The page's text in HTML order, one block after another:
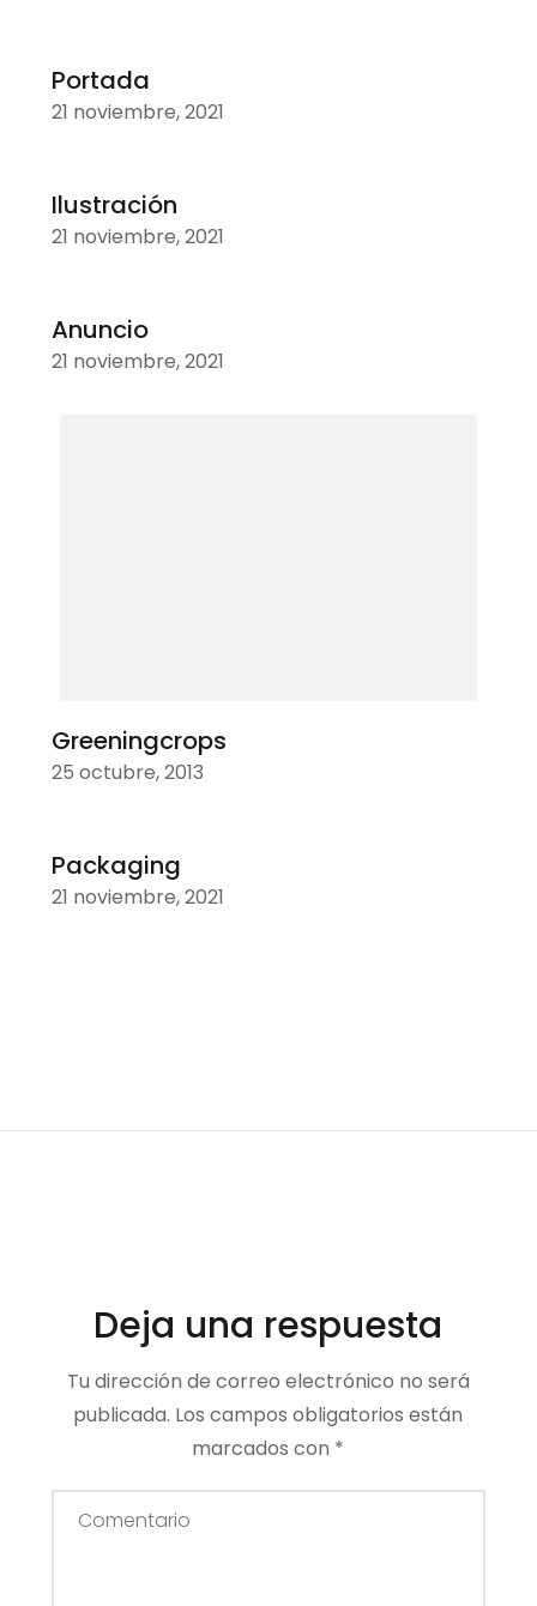
Portada
21 noviembre, 2021
Ilustración
21 noviembre, 2021
Anuncio
21 noviembre, 2021
Greeningcrops
25 octubre, 2013
Packaging
21 noviembre, 2021
Deja una respuesta
Tu dirección de correo electrónico no será
publicada. Los campos obligatorios están
marcados con *